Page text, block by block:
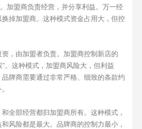
加盟商负责经营，并分享利益。万一经
掉加盟商。这种模式资金占用大，但控
，由加盟者负责。加盟商控制新店的
”。这种模式，加盟商风险大，但利益
牌商需要通过非常严格、细致的条款约
全部经营都归加盟商所有。这种模式，
风险都是最大。品牌商的控制力最小，